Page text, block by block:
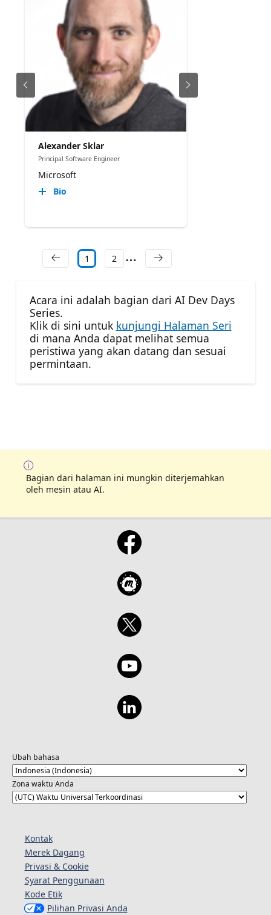
Alexander Sklar
Principal Software Engineer
Microsoft
Bio
1 2
Acara ini adalah bagian dari AI Dev Days
Series.
Klik di sini untuk kunjungi Halaman Seri
di mana Anda dapat melihat semua
peristiwa yang akan datang dan sesuai
permintaan.
Bagian dari halaman ini mungkin diterjemahkan
oleh mesin atau AI.
Ubah bahasa
Zona waktu Anda
Kontak
Merek Dagang
Privasi & Cookie
Syarat Penggunaan
Kode Etik
Pilihan Privasi Anda